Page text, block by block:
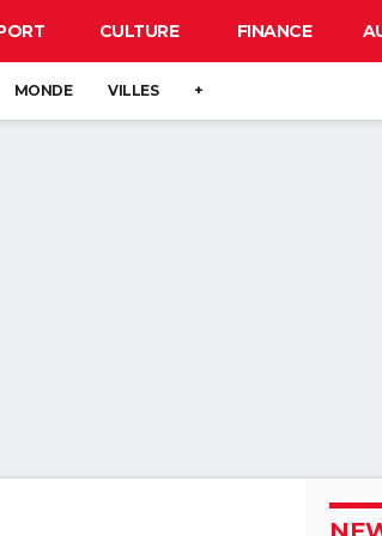
CULTURE FINANCE
MONDE VILLES +